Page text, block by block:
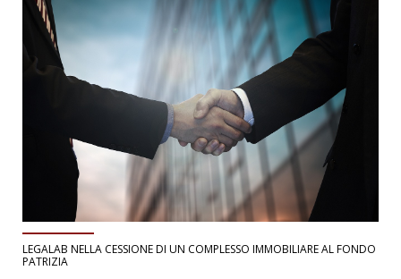
LEGALAB NELLA CESSIONE DI UN COMPLESSO IMMOBILIARE AL FONDO
PATRIZIA